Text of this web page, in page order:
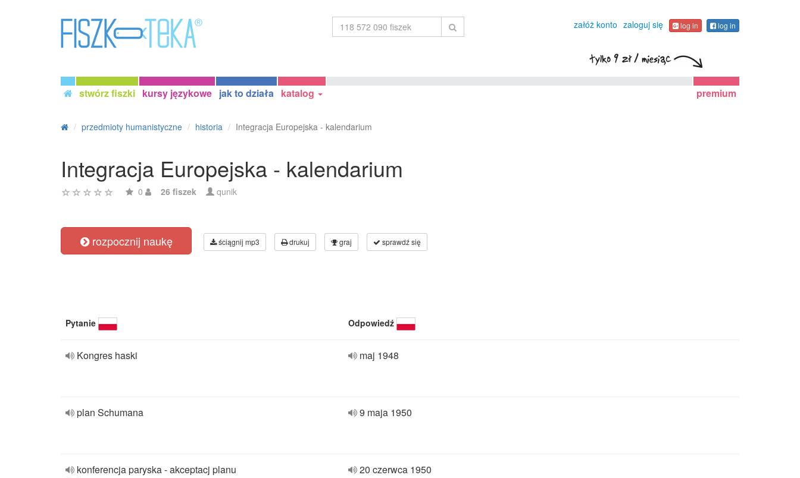
załóż konto zaloguj się log in log in
stwórz fiszki kursy językowe jak to działa katalog premium
przedmioty humanistyczne historia Integracja Europejska - kalendarium
Integracja Europejska - kalendarium
0 26 fiszek qunik
rozpocznij naukę ściągnij mp3 drukuj graj sprawdź się
Pytanie Odpowiedź
Kongres haski maj 1948
plan Schumana 9 maja 1950
konferencja paryska - akceptacj planu
20 czerwca 1950